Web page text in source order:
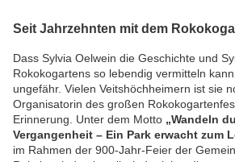
Seit Jahrzehnten mit dem
Dass Sylvia Oelwein die Geschichte und
Rokokogartens so lebendig vermitteln
ungefähr. Vielen Veitshöchheimern ist sie
Organisatorin des großen
Erinnerung. Unter dem Motto „Wandeln
Vergangenheit – Ein Park erwacht zum
im Rahmen der 900-Jahr-Feier der